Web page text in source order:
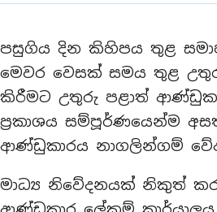
පසුගිය දින කිහිපය තුළ
මෙවර වෙසක් සමය තුළ
කිරීමට උතුරු පළාත්
ප්‍රකාශය සම්පූර්ණයෙන්ම
ආණ්ඩුකාරය නාගලින්ගම්
මාධ්‍ය නිවේදනයක් නිකුත්